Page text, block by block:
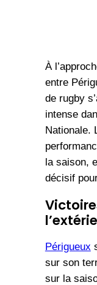
À
entre
de rugby
intense
Nationale.
la saison,
décisif
Périgueux
sur son
sur la